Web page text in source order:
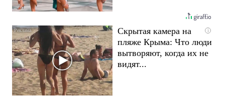
i
Скрытая камера на
пляже Крыма: Что люди
вытворяют, когда их не
видят...